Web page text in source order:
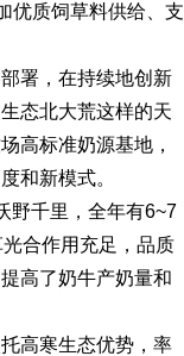
优质饲草料供给、支
署，在持续地创新
态北大荒这样的天
高标准奶源基地，
和新模式。
千里，全年有6~7
合作用充足，品质
高了奶牛产奶量和
高寒生态优势，率